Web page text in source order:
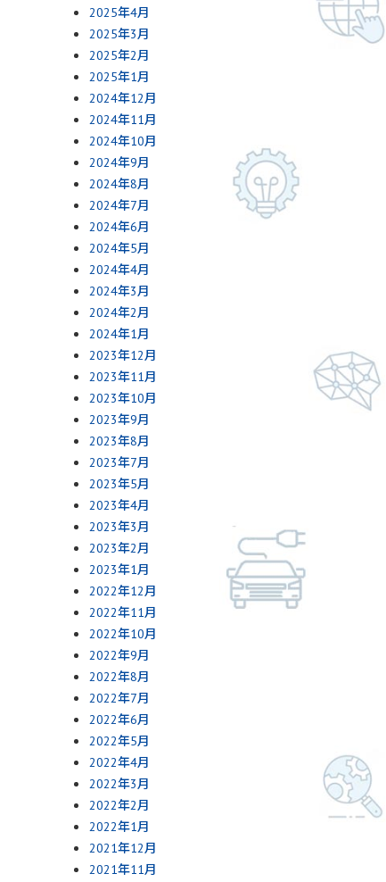
2025年4月
2025年3月
2025年2月
2025年1月
2024年12月
2024年11月
2024年10月
2024年9月
2024年8月
2024年7月
2024年6月
2024年5月
2024年4月
2024年3月
2024年2月
2024年1月
2023年12月
2023年11月
2023年10月
2023年9月
2023年8月
2023年7月
2023年5月
2023年4月
2023年3月
2023年2月
2023年1月
2022年12月
2022年11月
2022年10月
2022年9月
2022年8月
2022年7月
2022年6月
2022年5月
2022年4月
2022年3月
2022年2月
2022年1月
2021年12月
2021年11月